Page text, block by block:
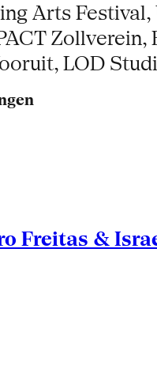
Arts
LOD
Freitas &